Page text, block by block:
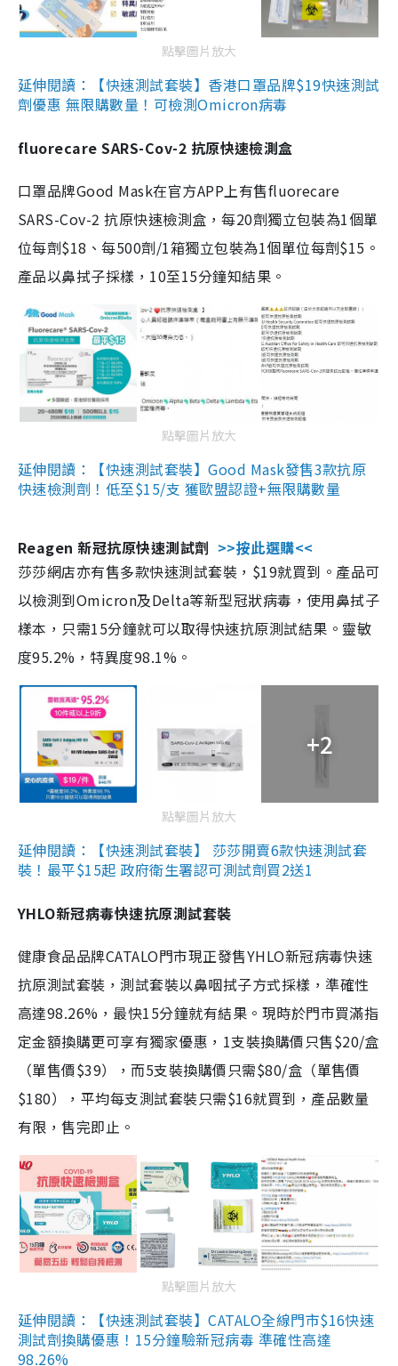
點擊圖片放大
延伸閱讀：【快速測試套裝】香港口罩品牌$19快速測試
劑優惠 無限購數量！可檢測Omicron病毒
fluorecare SARS-Cov-2 抗原快速檢測盒
口罩品牌Good Mask在官方APP上有售fluorecare
SARS-Cov-2 抗原快速檢測盒，每20劑獨立包裝為1個單
位每劑$18、每500劑/1箱獨立包裝為1個單位每劑$15。
產品以鼻拭子採樣，10至15分鐘知結果。
點擊圖片放大
延伸閱讀：【快速測試套裝】Good Mask發售3款抗原
快速檢測劑！低至$15/支 獲歐盟認證+無限購數量
Reagen 新冠抗原快速測試劑 >>按此選購<<
莎莎網店亦有售多款快速測試套裝，$19就買到。產品可
以檢測到Omicron及Delta等新型冠狀病毒，使用鼻拭子
樣本，只需15分鐘就可以取得快速抗原測試結果。靈敏
度95.2%，特異度98.1%。
+2
點擊圖片放大
延伸閱讀：【快速測試套裝】 莎莎開賣6款快速測試套
裝！最平$15起 政府衛生署認可測試劑買2送1
YHLO新冠病毒快速抗原測試套裝
健康食品品牌CATALO門市現正發售YHLO新冠病毒快速
抗原測試套裝，測試套裝以鼻咽拭子方式採樣，準確性
高達98.26%，最快15分鐘就有結果。現時於門市買滿指
定金額換購更可享有獨家優惠，1支裝換購價只售$20/盒
（單售價$39），而5支裝換購價只需$80/盒（單售價
$180），平均每支測試套裝只需$16就買到，產品數量
有限，售完即止。
點擊圖片放大
延伸閱讀：【快速測試套裝】CATALO全線門市$16快速
測試劑換購優惠！15分鐘驗新冠病毒 準確性高達
98.26%